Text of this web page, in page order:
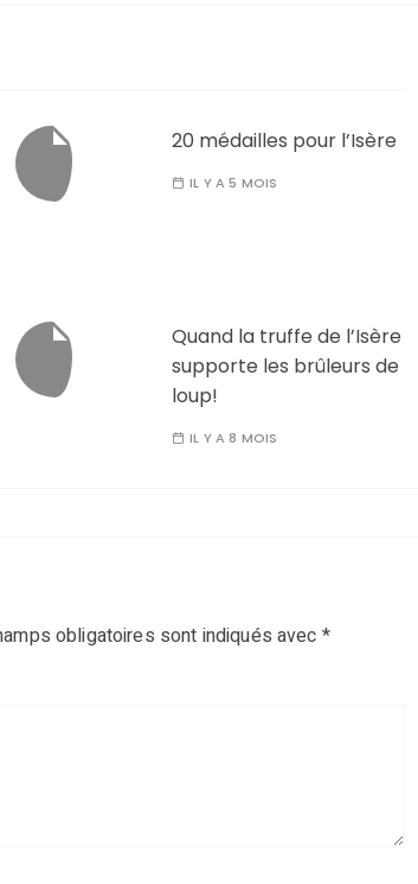
20 médailles pour l’Isère
IL Y A 5 MOIS
Quand la truffe de l’Isère
supporte les brûleurs de
loup!
IL Y A 8 MOIS
obligatoires sont indiqués avec *